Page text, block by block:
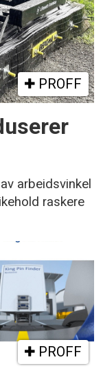
PROFF
arbeidsvinkel
raskere
PROFF